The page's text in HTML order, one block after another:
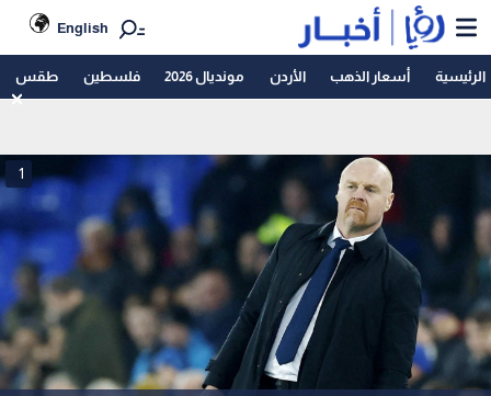
English
الرئيسية أسعار الذهب الأردن مونديال 2026 فلسطين طقس
1